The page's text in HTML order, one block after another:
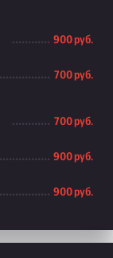
900 руб.
700 руб.
700 руб.
900 руб.
900 руб.